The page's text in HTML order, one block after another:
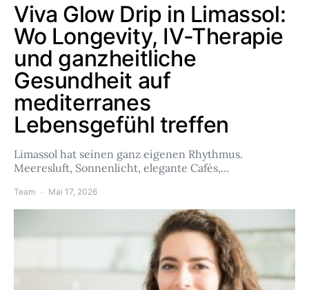
Viva Glow Drip in Limassol:
Wo Longevity, IV-Therapie
und ganzheitliche
Gesundheit auf
mediterranes
Lebensgefühl treffen
Limassol hat seinen ganz eigenen Rhythmus.
Meeresluft, Sonnenlicht, elegante Cafés,…
Team Mai 17, 2026